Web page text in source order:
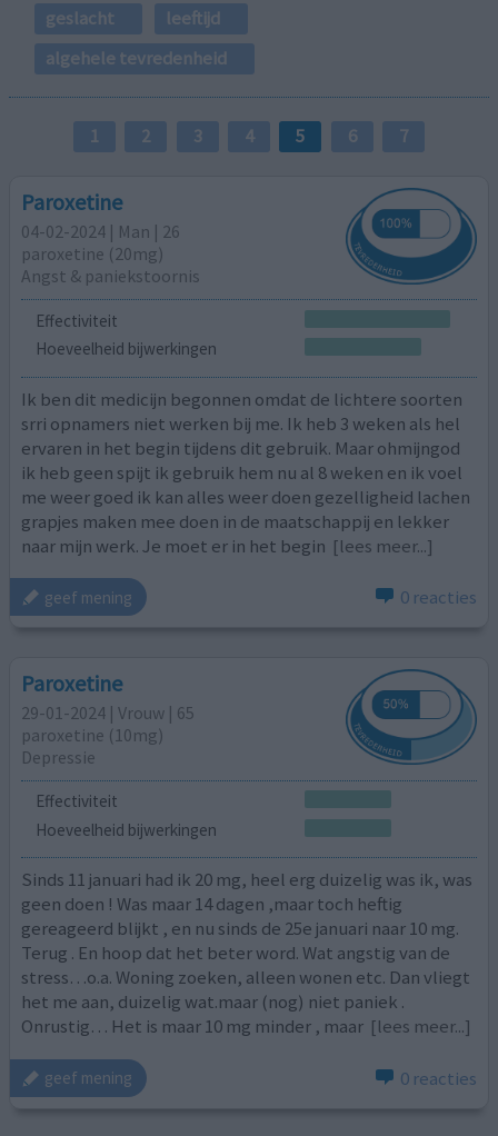
geslacht
leeftijd
algehele tevredenheid
1 2 3 4 5 6 7
Paroxetine
04-02-2024 | Man | 26
paroxetine (20mg)
Angst & paniekstoornis
Effectiviteit
Hoeveelheid bijwerkingen
Ik ben dit medicijn begonnen omdat de lichtere soorten
srri opnamers niet werken bij me. Ik heb 3 weken als hel
ervaren in het begin tijdens dit gebruik. Maar ohmijngod
ik heb geen spijt ik gebruik hem nu al 8 weken en ik voel
me weer goed ik kan alles weer doen gezelligheid lachen
grapjes maken mee doen in de maatschappij en lekker
naar mijn werk. Je moet er in het begin [lees meer...]
geef mening 0 reacties
Paroxetine
29-01-2024 | Vrouw | 65
paroxetine (10mg)
Depressie
Effectiviteit
Hoeveelheid bijwerkingen
Sinds 11 januari had ik 20 mg, heel erg duizelig was ik, was
geen doen ! Was maar 14 dagen ,maar toch heftig
gereageerd blijkt , en nu sinds de 25e januari naar 10 mg.
Terug . En hoop dat het beter word. Wat angstig van de
stress…o.a. Woning zoeken, alleen wonen etc. Dan vliegt
het me aan, duizelig wat.maar (nog) niet paniek .
Onrustig… Het is maar 10 mg minder , maar [lees meer...]
geef mening 0 reacties